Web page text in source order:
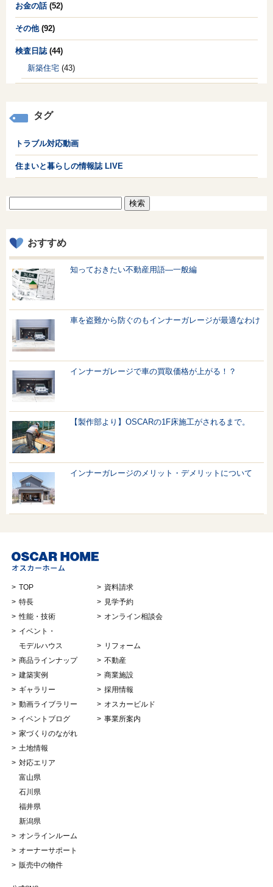
お金の話(52)
その他(92)
検査日誌 (44)
新築住宅 (43)
タグ
トラブル対応動画
住まいと暮らしの情報誌 LIVE
索:
おすすめ
知っておきたい不動産用語—一般編
車を盗難から防ぐのもインナーガレージが最適なわけ
インナーガレージで車の買取価格が上がる！？
【製作部より】OSCARの1F床施工がされるまで。
インナーガレージのメリット・デメリットについて
TOP
特長
性能・技術
イベント・
モデルハウス
商品ラインナップ
建築実例
ギャラリー
動画ライブラリー
イベントブログ
家づくりのながれ
土地情報
対応エリア
富山県
石川県
福井県
新潟県
オンラインルーム
オーナーサポート
販売中の物件
資料請求
見学予約
オンライン相談会
リフォーム
不動産
商業施設
採用情報
オスカービルド
事業所案内